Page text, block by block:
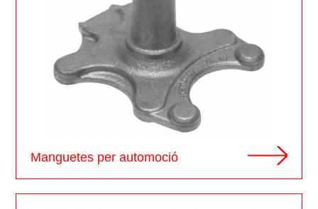
Manguetes per automoció